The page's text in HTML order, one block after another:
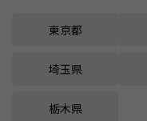
東京都
埼玉県
栃木県